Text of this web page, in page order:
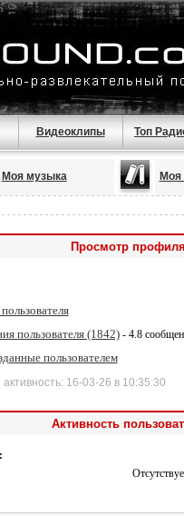
Видеоклипы Топ
Моя музыка Моя
Просмотр
пользователя (1842)- 4.8
пользователем
16-03-26 в 10:35:30
Активность